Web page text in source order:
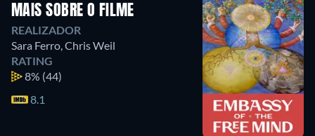
MAIS SOBRE O FILME
REALIZADOR
Sara Ferro,Chris Weil
RATING
8% (44)
8.1